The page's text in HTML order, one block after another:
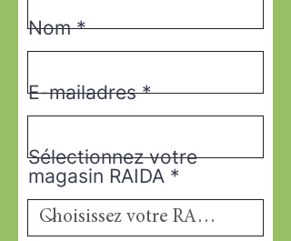
Nom
E-mailadres
Sélectionnez votre
magasin RAIDA